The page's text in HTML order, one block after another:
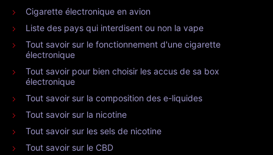
Cigarette électronique en avion
Liste des pays qui interdisent ou non la vape
Tout savoir sur le fonctionnement d'une cigarette
électronique
Tout savoir pour bien choisir les accus de sa box
électronique
Tout savoir sur la composition des e-liquides
Tout savoir sur la nicotine
Tout savoir sur les sels de nicotine
Tout savoir sur le CBD